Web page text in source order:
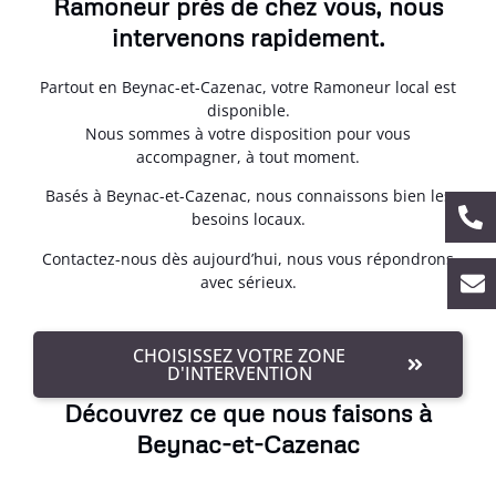
Ramoneur près de chez vous, nous
intervenons rapidement.
Partout en Beynac-et-Cazenac, votre Ramoneur local est
disponible.
Nous sommes à votre disposition pour vous
accompagner, à tout moment.
Basés à Beynac-et-Cazenac, nous connaissons bien les
besoins locaux.
Contactez-nous dès aujourd’hui, nous vous répondrons
avec sérieux.
CHOISISSEZ VOTRE ZONE
D'INTERVENTION
Découvrez ce que nous faisons à
Beynac-et-Cazenac